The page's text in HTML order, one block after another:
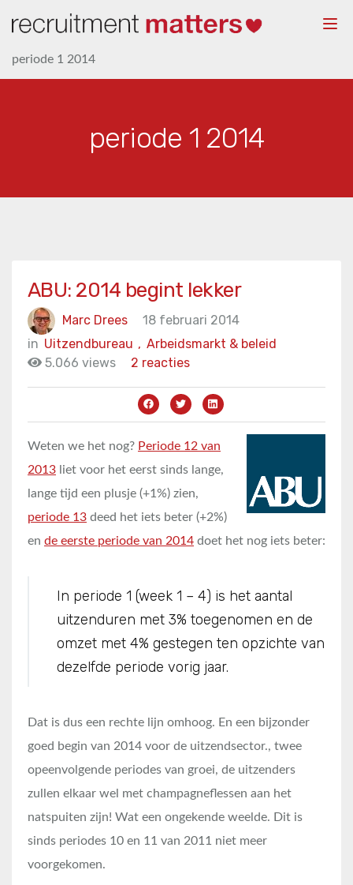
periode 1 2014
periode 1 2014
ABU: 2014 begint lekker
Marc Drees
18 februari 2014
in
Arbeidsmarkt & beleid
Uitzendbureau ,
5.066 views
2 reacties
Weten we het nog? Periode 12 van
2013 liet voor het eerst sinds lange,
lange tijd een plusje (+1%) zien,
periode 13 deed het iets beter (+2%)
en de eerste periode van 2014 doet het nog iets beter:
In periode 1 (week 1 – 4) is het aantal
uitzenduren met 3% toegenomen en de
omzet met 4% gestegen ten opzichte van
dezelfde periode vorig jaar.
Dat is dus een rechte lijn omhoog. En een bijzonder
goed begin van 2014 voor de uitzendsector., twee
opeenvolgende periodes van groei, de uitzenders
zullen elkaar wel met champagneflessen aan het
natspuiten zijn! Wat een ongekende weelde. Dit is
sinds periodes 10 en 11 van 2011 niet meer
voorgekomen.